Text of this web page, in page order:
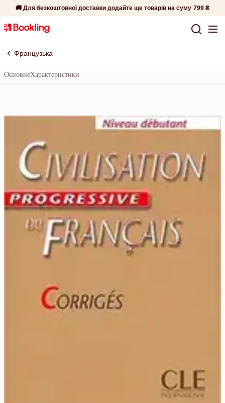
🚚 Для безкоштовної доставки додайте ще товарів на суму 799 ₴
Французька
ОсновнеХарактеристики